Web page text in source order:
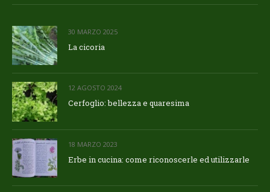
30 MARZO 2025
La cicoria
12 AGOSTO 2024
Cerfoglio: bellezza e quaresima
18 MARZO 2023
Erbe in cucina: come riconoscerle ed utilizzarle